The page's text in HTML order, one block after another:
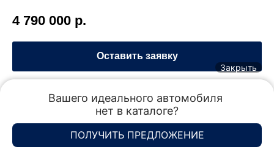
4 790 000 р.
Оставить заявку
Модификация: 380 2.0 TSI 4MOTION DSG (220 л.с.)
Роботизированная
Полный привод
Закрыть
Вашего идеального автомобиля
нет в каталоге?
ПОЛУЧИТЬ ПРЕДЛОЖЕНИЕ
Отдел продаж
Акции Сервис
Спецпредложения
Отдел продаж